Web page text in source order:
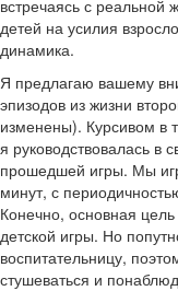
встречаясь с реальной
детей на усилия
динамика.
Я предлагаю вашему
эпизодов из жизни
изменены). Курсивом в
я руководствовалась в
прошедшей игры. Мы
минут, с
Конечно, основная
детской игры. Но
воспитательницу,
стушеваться и